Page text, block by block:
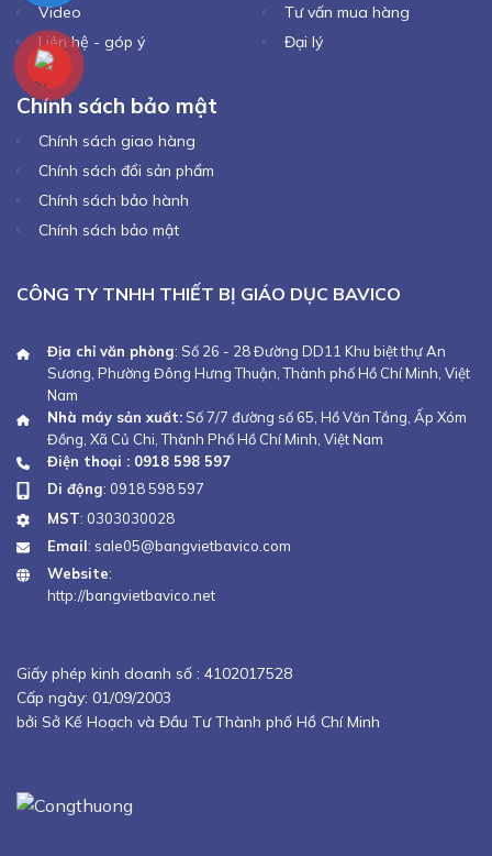
Video
Liên hệ - góp ý
Tư vấn mua hàng
Đại lý
Chính sách bảo mật
Chính sách giao hàng
Chính sách đổi sản phẩm
Chính sách bảo hành
Chính sách bảo mật
CÔNG TY TNHH THIẾT BỊ GIÁO DỤC BAVICO
Địa chỉ văn phòng: Số 26 - 28 Đường DD11 Khu biệt thự An
Sương, Phường Đông Hưng Thuận, Thành phố Hồ Chí Minh, Việt
Nam
Nhà máy sản xuất: Số 7/7 đường số 65, Hồ Văn Tắng, Ấp Xóm
Đồng, Xã Củ Chi, Thành Phố Hồ Chí Minh, Việt Nam
Điện thoại : 0918 598 597
Di động: 0918 598 597
MST: 0303030028
Email: sale05@bangvietbavico.com
Website:
http://bangvietbavico.net
Giấy phép kinh doanh số : 4102017528
Cấp ngày: 01/09/2003
bởi Sở Kế Hoạch và Đầu Tư Thành phố Hồ Chí Minh